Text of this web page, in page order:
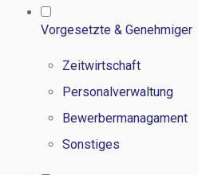
Vorgesetzte & Genehmiger
Zeitwirtschaft
Personalverwaltung
Bewerbermanagament
Sonstiges